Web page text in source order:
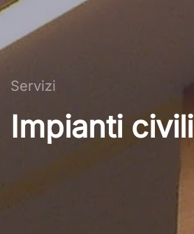
Servizi
Impianti civili